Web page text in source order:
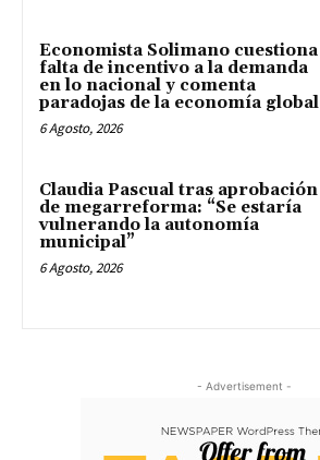
Economista Solimano cuestiona
falta de incentivo a la demanda
en lo nacional y comenta
paradojas de la economía global
6 Agosto, 2026
Claudia Pascual tras aprobación
de megarreforma: “Se estaría
vulnerando la autonomía
municipal”
6 Agosto, 2026
- Advertisement -